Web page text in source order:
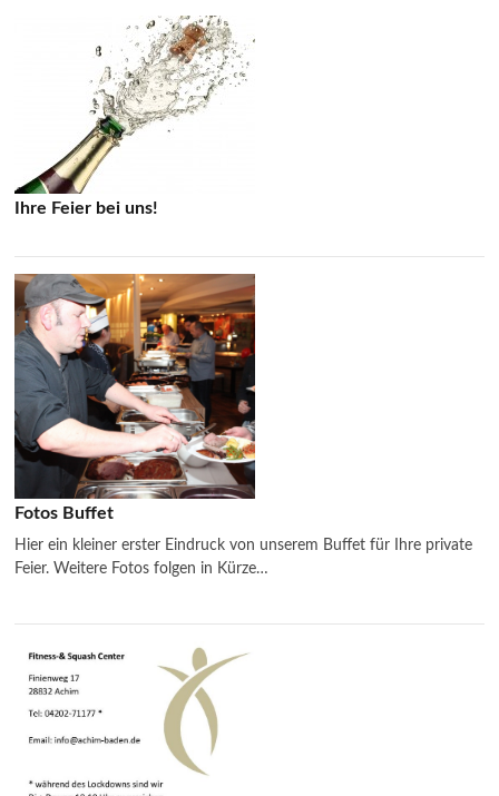
Ihre Feier bei uns!
Fotos Buffet
Hier ein kleiner erster Eindruck von unserem Buffet für Ihre private
Feier. Weitere Fotos folgen in Kürze…